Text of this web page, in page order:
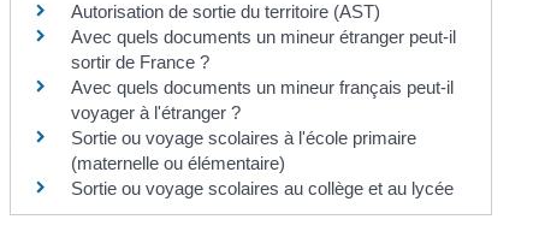
Autorisation de sortie du territoire (AST)
Avec quels documents un mineur étranger peut-il
sortir de France ?
Avec quels documents un mineur français peut-il
voyager à l'étranger ?
Sortie ou voyage scolaires à l'école primaire
(maternelle ou élémentaire)
Sortie ou voyage scolaires au collège et au lycée